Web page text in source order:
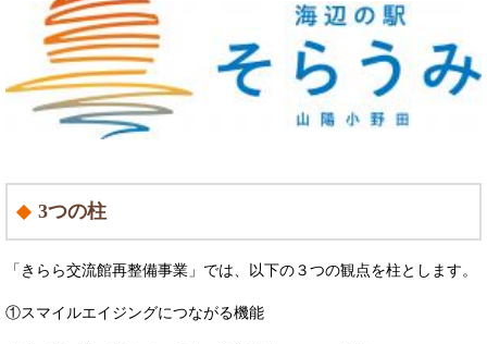
3つの柱
「きらら交流館再整備事業」では、以下の３つの観点を柱とします。​
①スマイルエイジングにつながる機能